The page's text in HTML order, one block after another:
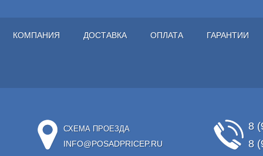
КОМПАНИЯ ДОСТАВКА ОПЛАТА ГАРАНТИИ
СХЕМА ПРОЕЗДА
INFO@POSADPRICEP.RU
8
8